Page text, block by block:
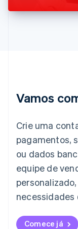
Vamos
Crie uma
pagamentos,
ou dados
equipe de
necessidades
Comece já
English
日本語English
Liechtenstein
DeutschEnglish
Lituânia
English
Luxemburgo
FrançaisDeutsch
English简体中文
English